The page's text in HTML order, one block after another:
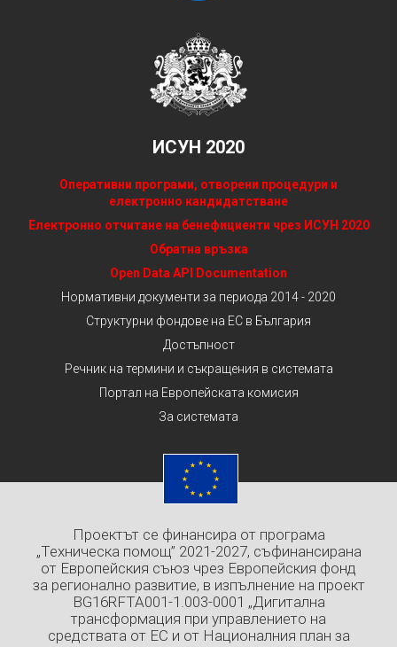
ИСУН 2020
Оперативни програми, отворени процедури и
електронно кандидатстване
Електронно отчитане на бенефициенти чрез ИСУН 2020
Обратна връзка
Open Data API Documentation
Нормативни документи за периода 2014 - 2020
Структурни фондове на ЕС в България
Достъпност
Речник на термини и съкращения в системата
Портал на Европейската комисия
За системата
Проектът се финансира от програма
„Техническа помощ” 2021-2027, съфинансирана
от Европейския съюз чрез Европейския фонд
за регионално развитие, в изпълнение на проект
BG16RFTA001-1.003-0001 „Дигитална
трансформация при управлението на
средствата от ЕС и от Националния план за